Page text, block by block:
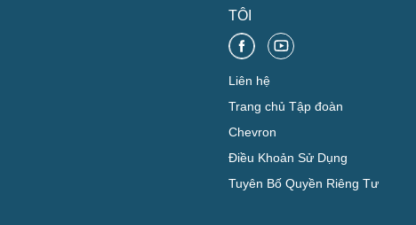
TÔI
Liên hệ
Trang chủ Tập đoàn
Chevron
Điều Khoản Sử Dụng
Tuyên Bố Quyền Riêng Tư